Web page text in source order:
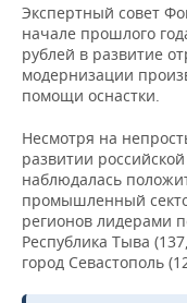
Экспертный совет
начале прошлого
рублей в развитие
модернизации
помощи оснастки.
Несмотря на
развитии
наблюдалась
промышленный
регионов лидерами
Республика Тыва
город Севастополь